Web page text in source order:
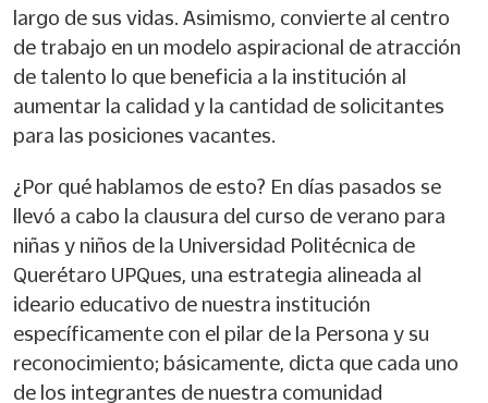
largo de sus vidas. Asimismo, convierte al centro
de trabajo en un modelo aspiracional de atracción
de talento lo que beneficia a la institución al
aumentar la calidad y la cantidad de solicitantes
para las posiciones vacantes.
¿Por qué hablamos de esto? En días pasados se
llevó a cabo la clausura del curso de verano para
niñas y niños de la Universidad Politécnica de
Querétaro UPQues, una estrategia alineada al
ideario educativo de nuestra institución
específicamente con el pilar de la Persona y su
reconocimiento; básicamente, dicta que cada uno
de los integrantes de nuestra comunidad